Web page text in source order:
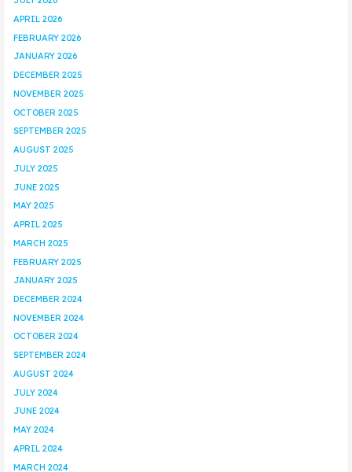
APRIL 2026
FEBRUARY 2026
JANUARY 2026
DECEMBER 2025
NOVEMBER 2025
OCTOBER 2025
SEPTEMBER 2025
AUGUST 2025
JULY 2025
JUNE 2025
MAY 2025
APRIL 2025
MARCH 2025
FEBRUARY 2025
JANUARY 2025
DECEMBER 2024
NOVEMBER 2024
OCTOBER 2024
SEPTEMBER 2024
AUGUST 2024
JULY 2024
JUNE 2024
MAY 2024
APRIL 2024
MARCH 2024